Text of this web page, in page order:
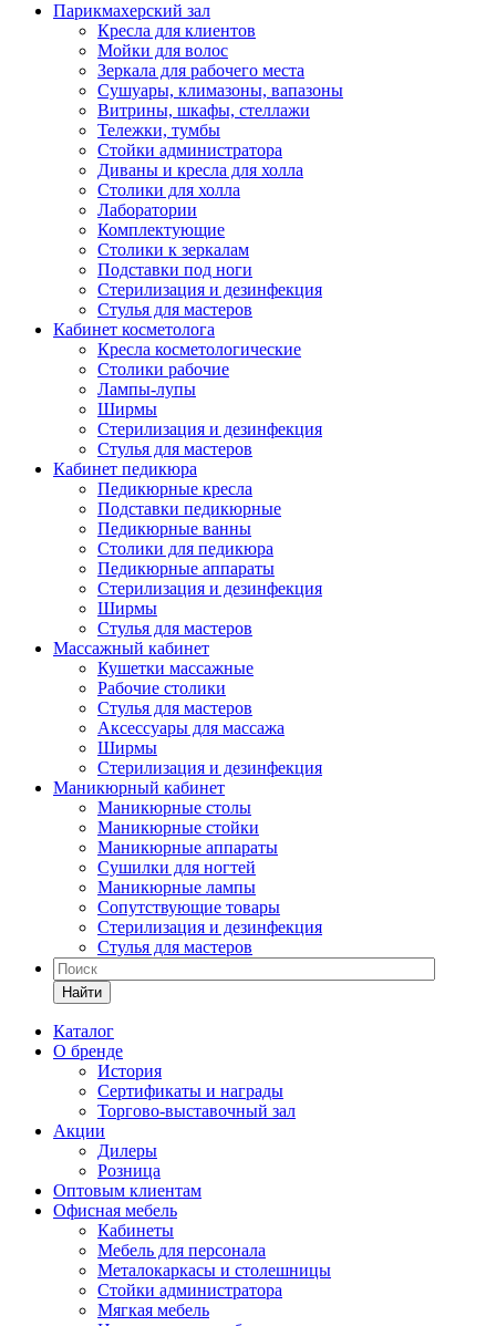
Парикмахерский зал
Кресла для клиентов
Мойки для волос
Зеркала для рабочего места
Сушуары, климазоны, вапазоны
Витрины, шкафы, стеллажи
Тележки, тумбы
Стойки администратора
Диваны и кресла для холла
Столики для холла
Лаборатории
Комплектующие
Столики к зеркалам
Подставки под ноги
Стерилизация и дезинфекция
Стулья для мастеров
Кабинет косметолога
Кресла косметологические
Столики рабочие
Лампы-лупы
Ширмы
Стерилизация и дезинфекция
Стулья для мастеров
Кабинет педикюра
Педикюрные кресла
Подставки педикюрные
Педикюрные ванны
Столики для педикюра
Педикюрные аппараты
Стерилизация и дезинфекция
Ширмы
Стулья для мастеров
Массажный кабинет
Кушетки массажные
Рабочие столики
Стулья для мастеров
Аксессуары для массажа
Ширмы
Стерилизация и дезинфекция
Маникюрный кабинет
Маникюрные столы
Маникюрные стойки
Маникюрные аппараты
Сушилки для ногтей
Маникюрные лампы
Сопутствующие товары
Стерилизация и дезинфекция
Стулья для мастеров
Найти
Каталог
О бренде
История
Сертификаты и награды
Торгово-выставочный зал
Акции
Дилеры
Розница
Оптовым клиентам
Офисная мебель
Кабинеты
Мебель для персонала
Металокаркасы и столешницы
Стойки администратора
Мягкая мебель